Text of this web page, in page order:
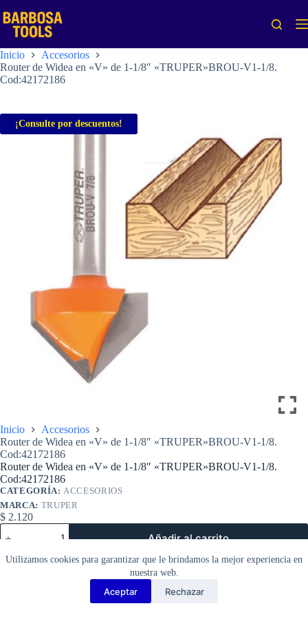
al
contenido
Utilizamos cookies para garantizar que le brindamos la mejor experiencia en
nuestra web.
Aceptar Rechazar
Inicio
Accesorios
Router de Widea en «V» de 1-1/8″ «TRUPER»BROU-V1-1/8.
Cod:42172186
¡Consulte por descuentos!
Inicio
Accesorios
Router de Widea en «V» de 1-1/8″ «TRUPER»BROU-V1-1/8.
Cod:42172186
Router de Widea en «V» de 1-1/8″ «TRUPER»BROU-V1-1/8.
Cod:42172186
CATEGORÍA: ACCESORIOS
MARCA: TRUPER
$ 2.120
Router
de
en
Añadir al carrito
Copyright Barbosa Tools©